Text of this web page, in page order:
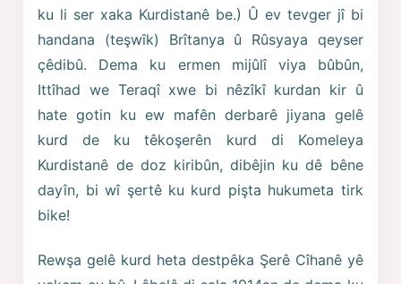
ku li ser xaka Kurdistanê be.) Û ev tevger jî bi
handana (teşwîk) Brîtanya û Rûsyaya qeyser
çêdibû. Dema ku ermen mijûlî viya bûbûn,
Ittîhad we Teraqî xwe bi nêzîkî kurdan kir û
hate gotin ku ew mafên derbarê jiyana gelê
kurd de ku têkoşerên kurd di Komeleya
Kurdistanê de doz kiribûn, dibêjin ku dê bêne
dayîn, bi wî şertê ku kurd pişta hukumeta tirk
bike!
Rewşa gelê kurd heta destpêka Şerê Cîhanê yê